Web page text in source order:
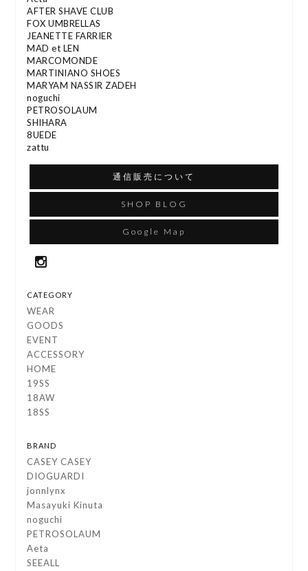
AFTER SHAVE CLUB
FOX UMBRELLAS
JEANETTE FARRIER
MAD et LEN
MARCOMONDE
MARTINIANO SHOES
MARYAM NASSIR ZADEH
noguchi
PETROSOLAUM
SHIHARA
8UEDE
zattu
通信販売について
SHOP BLOG
Google Map
CATEGORY
WEAR
GOODS
EVENT
ACCESSORY
HOME
19SS
18AW
18SS
BRAND
CASEY CASEY
DIOGUARDI
jonnlynx
Masayuki Kinuta
noguchi
PETROSOLAUM
Aeta
SEEALL